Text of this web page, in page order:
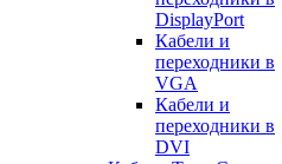
DisplayPort
Кабели и
переходники в
VGA
Кабели и
переходники в
DVI